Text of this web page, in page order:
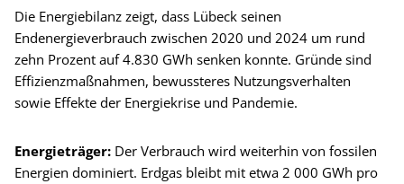
Die Energiebilanz zeigt, dass Lübeck seinen
Endenergieverbrauch zwischen 2020 und 2024 um rund
zehn Prozent auf 4.830 GWh senken konnte. Gründe sind
Effizienzmaßnahmen, bewussteres Nutzungsverhalten
sowie Effekte der Energiekrise und Pandemie.
Energieträger: Der Verbrauch wird weiterhin von fossilen
Energien dominiert. Erdgas bleibt mit etwa 2 000 GWh pro